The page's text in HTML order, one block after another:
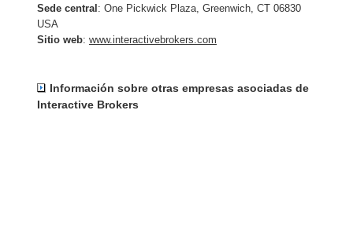
Sede central : One Pickwick Plaza, Greenwich, CT 06830
USA
Sitio web: www.interactivebrokers.com
Información sobre otras empresas asociadas de
Interactive Brokers